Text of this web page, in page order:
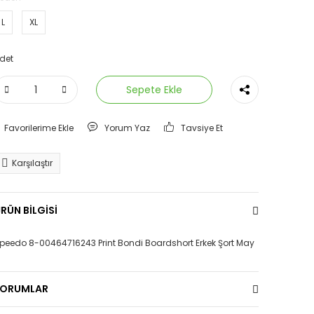
L XL
Sepete Ekle
Yorum Yaz Tavsiye Et
Karşılaştır
BİLGİSİ
8-00464716243 Print Bondi Boardshort Erkek Şort May